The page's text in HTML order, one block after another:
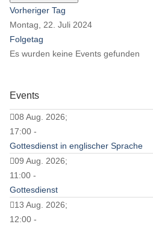
Vorheriger Tag
Montag, 22. Juli 2024
Folgetag
Es wurden keine Events gefunden
Events
08 Aug. 2026;
17:00 -
Gottesdienst in englischer Sprache
09 Aug. 2026;
11:00 -
Gottesdienst
13 Aug. 2026;
12:00 -